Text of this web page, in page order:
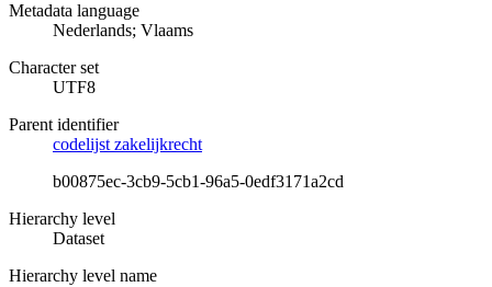
Metadata language
Nederlands; Vlaams
Character set
UTF8
Parent identifier
codelijst zakelijkrecht
b00875ec-3cb9-5cb1-96a5-0edf3171a2cd
Hierarchy level
Dataset
Hierarchy level name